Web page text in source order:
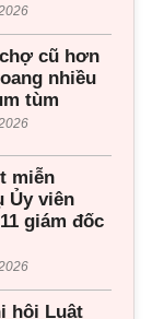
cũ hơn
nhiều
tùm
miễn
Ủy viên
giám đốc
hội Luật